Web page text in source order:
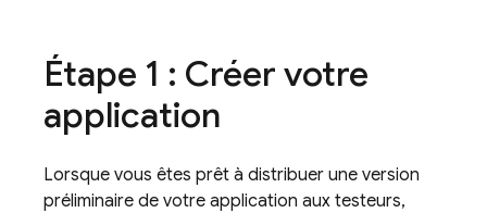
Étape 1 : Créer votre
application
Lorsque vous êtes prêt à distribuer une version
préliminaire de votre application aux testeurs,